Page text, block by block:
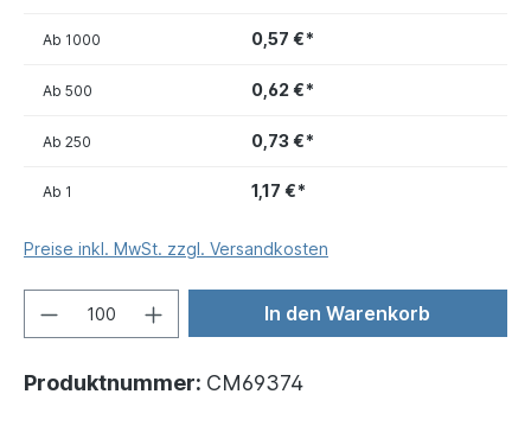
Ab 1 1,17 €*
Ab 250 0,73 €*
Ab 500 0,62 €*
Ab 1000 0,57 €*
Preise inkl. MwSt. zzgl. Versandkosten
In den Warenkorb
Produktnummer: CM69374